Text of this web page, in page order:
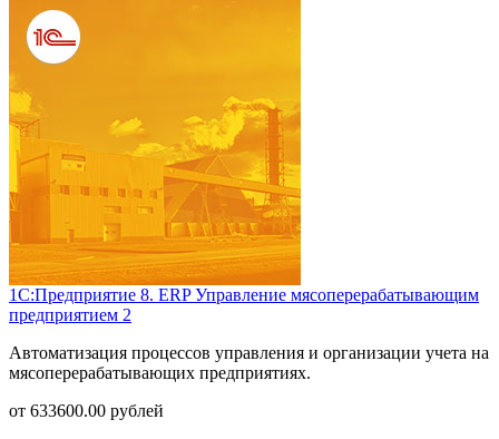
1С:Предприятие 8. ERP Управление мясоперерабатывающим
предприятием 2
Автоматизация процессов управления и организации учета на
мясоперерабатывающих предприятиях.
от 633600.00 рублей